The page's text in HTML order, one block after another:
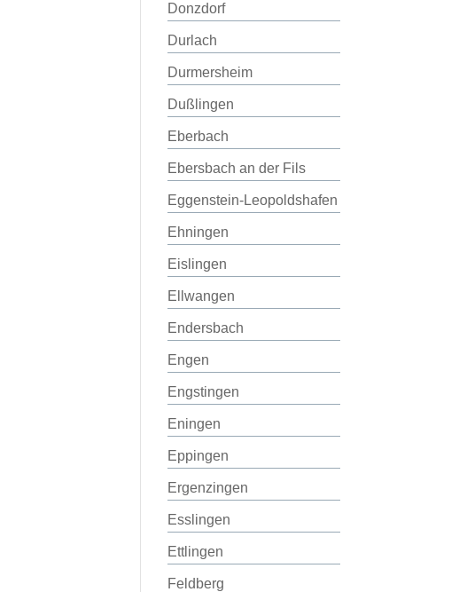
Donzdorf
Durlach
Durmersheim
Dußlingen
Eberbach
Ebersbach an der Fils
Eggenstein-Leopoldshafen
Ehningen
Eislingen
Ellwangen
Endersbach
Engen
Engstingen
Eningen
Eppingen
Ergenzingen
Esslingen
Ettlingen
Feldberg